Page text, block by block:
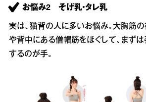
お悩み2 そげ乳・タレ乳
実は、猫背の人に多いお悩み。大胸筋
や背中にある僧帽筋をほぐして、まず
するのが手。